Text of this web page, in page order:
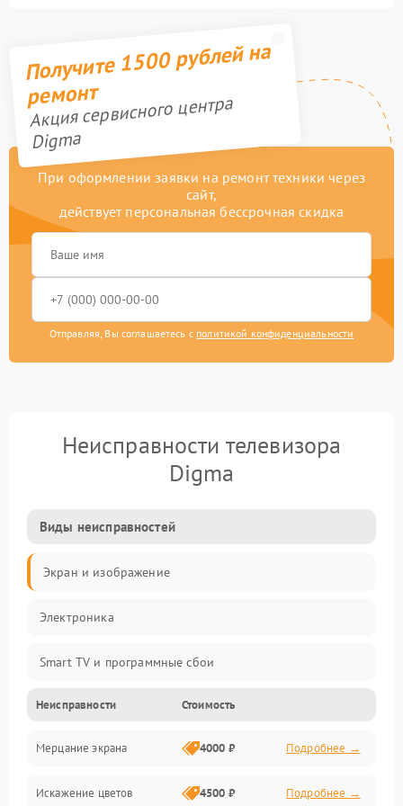
Получите 1500 рублей на
ремонт
Акция сервисного центра
Digma
При оформлении заявки на ремонт техники через
сайт,
действует персональная бессрочная скидка
Отправляя, Вы соглашаетесь с политикой конфиденциальности
Неисправности телевизора
Digma
Виды неисправностей
Экран и изображение
Электроника
Smart TV и программные сбои
Питание и запуск
Подсветка и LED-модули
Звук и аудиосистема
Неисправности Стоимость
Мерцание экрана 4000 ₽ Подробнее →
Искажение цветов 4500 ₽ Подробнее →